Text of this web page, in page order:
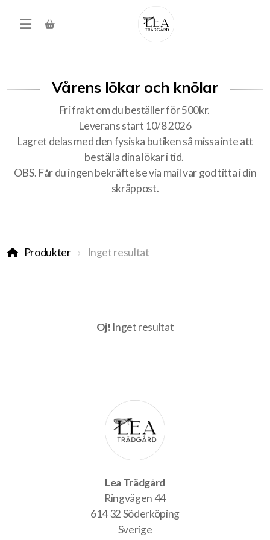
Vårens lökar och knölar
Fri frakt om du beställer för 500kr.
Leverans start 10/8 2026
Lagret delas med den fysiska butiken så missa inte att
beställa dina lökar i tid.
OBS. Får du ingen bekräftelse via mail var god titta i din
skräppost.
Produkter Inget resultat
Oj! Inget resultat
Lea Trädgård
Ringvägen 44
614 32 Söderköping
Sverige
Förköp höstens alla lökar